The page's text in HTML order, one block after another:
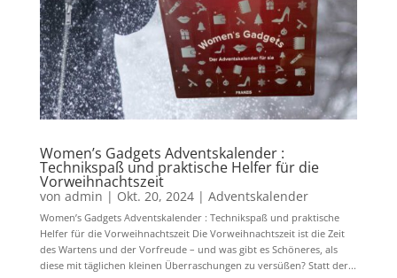
Women’s Gadgets Adventskalender :
Technikspaß und praktische Helfer für die
Vorweihnachtszeit
von admin | Okt. 20, 2024| Adventskalender
Women’s Gadgets Adventskalender : Technikspaß und praktische
Helfer für die Vorweihnachtszeit Die Vorweihnachtszeit ist die Zeit
des Wartens und der Vorfreude – und was gibt es Schöneres, als
diese mit täglichen kleinen Überraschungen zu versüßen? Statt der...